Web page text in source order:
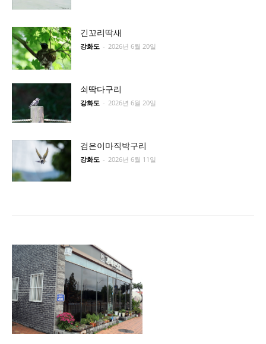
긴꼬리딱새
강화도 - 2026년 6월 20일
쇠딱다구리
강화도 - 2026년 6월 20일
검은이마직박구리
강화도 - 2026년 6월 11일